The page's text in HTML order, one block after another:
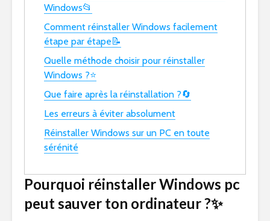
Windows📂
Comment réinstaller Windows facilement
étape par étape📝
Quelle méthode choisir pour réinstaller
Windows ?⭐
Que faire après la réinstallation ?🔄
Les erreurs à éviter absolument
Réinstaller Windows sur un PC en toute
sérénité
Pourquoi réinstaller Windows pc
peut sauver ton ordinateur ?✨